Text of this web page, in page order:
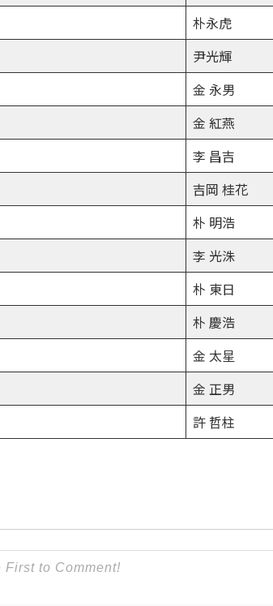
朴永虎
尹光輝
金 永男
金 紅燕
李 昌吉
吉岡 桂花
朴 明浩
李 光洙
朴 東日
朴 慶浩
金 太星
金 正男
許 哲柱